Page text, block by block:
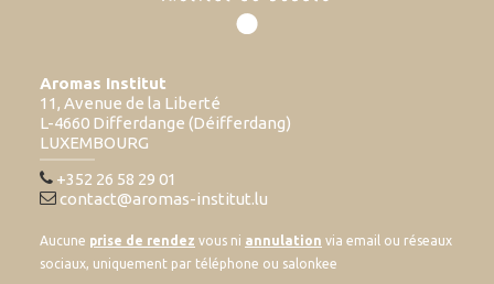
Aromas Institut
11, Avenue de la Liberté
L-4660 Differdange (Déifferdang)
LUXEMBOURG
+352 26 58 29 01
contact@aromas-institut.lu
Aucune prise de rendez vous ni annulation via email ou réseaux
sociaux, uniquement par téléphone ou salonkee